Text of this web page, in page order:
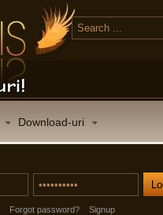
Download-uri
Forgot password? Signup